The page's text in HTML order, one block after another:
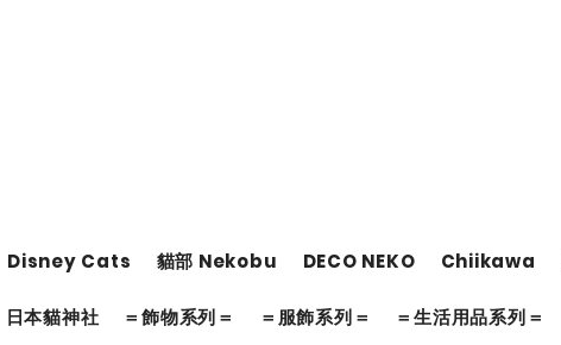
Disney Cats 貓部 Nekobu DECO NEKO Chiikawa
日本貓神社 ＝飾物系列＝ ＝服飾系列＝ ＝生活用品系列＝